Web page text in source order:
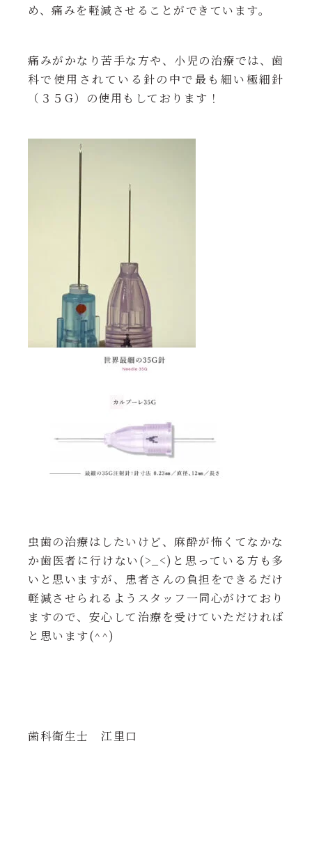
め、痛みを軽減させることができています。
痛みがかなり苦手な方や、小児の治療では、歯
科で使用されている針の中で最も細い極細針
（３５G）の使用もしております！
虫歯の治療はしたいけど、麻酔が怖くてなかな
か歯医者に行けない(>_<)と思っている方も多
いと思いますが、患者さんの負担をできるだけ
軽減させられるようスタッフ一同心がけており
ますので、安心して治療を受けていただければ
と思います(^^)
歯科衛生士 江里口